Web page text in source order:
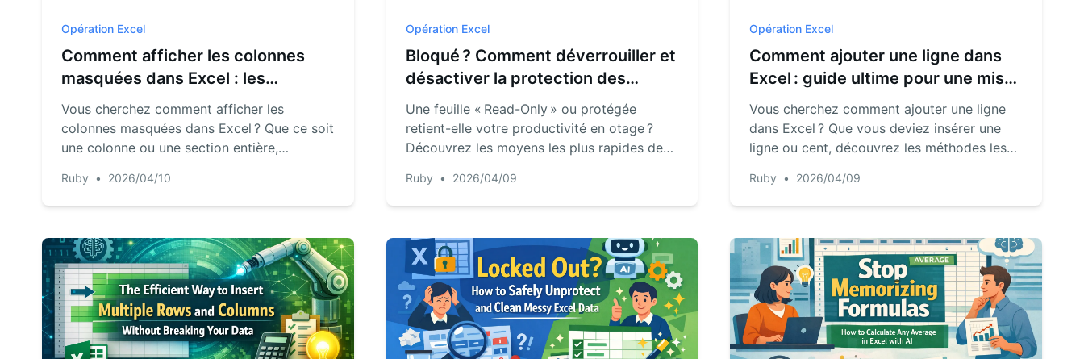
Opération Excel
Comment afficher les colonnes
masquées dans Excel : les
méthodes les plus rapides pour
chaque situation
Vous cherchez comment afficher les
colonnes masquées dans Excel ? Que ce soit
une colonne ou une section entière,
pour récupérer vos données.
Ruby • 2026/04/10
Opération Excel
Bloqué ? Comment déverrouiller et
désactiver la protection des
feuilles Excel en toute sécurité
Une feuille « Read-Only » ou protégée
retient-elle votre productivité en otage ?
Découvrez les moyens les plus rapides de
modifier vos classeurs Excel dès
aujourd’hui.
Ruby • 2026/04/09
Opération Excel
Comment ajouter une ligne dans
Excel : guide ultime pour une mise
en forme plus rapide
Vous cherchez comment ajouter une ligne
dans Excel ? Que vous deviez insérer une
ligne ou cent, découvrez les méthodes les
votre tableau.
Ruby • 2026/04/09